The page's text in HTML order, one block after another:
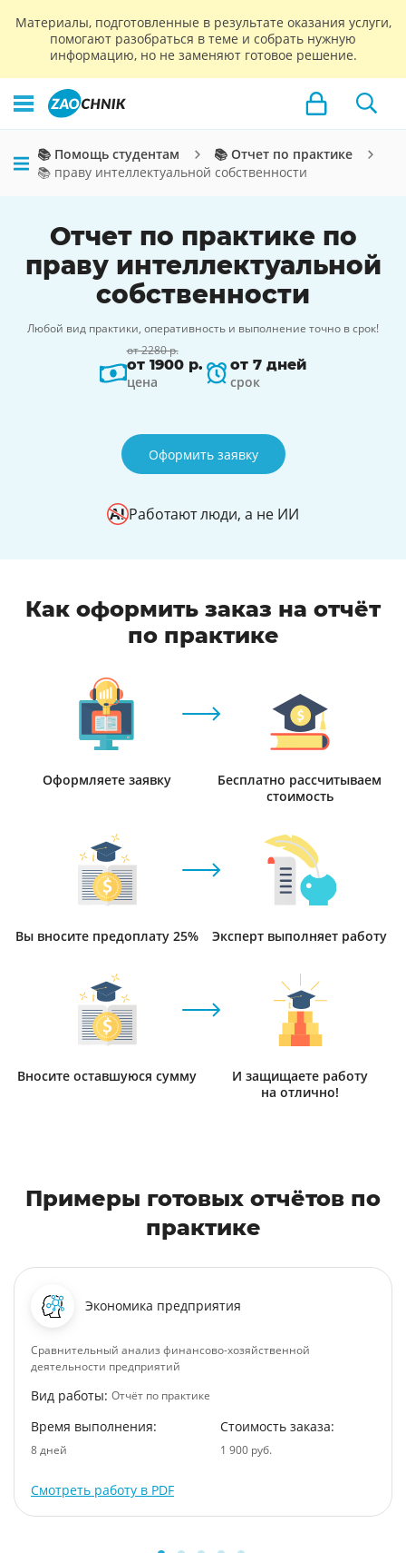
Материалы, подготовленные в результате оказания услуги,
помогают разобраться в теме и собрать нужную
информацию, но не заменяют готовое решение.
📚 Помощь студентам
📚 Отчет по практике
📚 праву интеллектуальной собственности
Отчет по практике по
праву интеллектуальной
собственности
Любой вид практики, оперативность и выполнение точно в срок!
от 2280 р.
от 1900 р.
цена
от 7 дней
срок
Оформить заявку
Работают люди, а не ИИ
Как оформить заказ на отчёт
по практике
Оформляете заявку
Бесплатно рассчитываем
стоимость
Вы вносите предоплату 25% Эксперт выполняет работу
Вносите оставшуюся сумму
И защищаете работу
на отлично!
Примеры готовых отчётов по
практике
Экономика предприятия
Сравнительный анализ финансово-хозяйственной
деятельности предприятий
Вид работы: Отчёт по практике
Время выполнения:
8 дней
Стоимость заказа:
1 900 руб.
Смотреть работу в PDF